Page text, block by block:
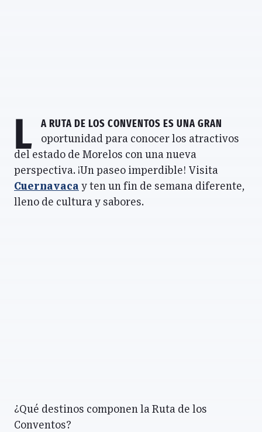
L a Ruta de los Conventos es una gran
oportunidad para conocer los atractivos
del estado de Morelos con una nueva
perspectiva. ¡Un paseo imperdible! Visita
Cuernavaca y ten un fin de semana diferente,
lleno de cultura y sabores.
¿Qué destinos componen la Ruta de los
Conventos?